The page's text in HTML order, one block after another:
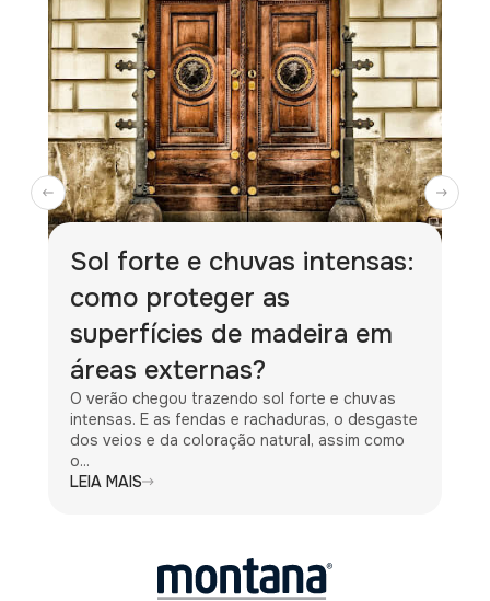
Sol forte e chuvas intensas:
como proteger as
superfícies de madeira em
áreas externas?
O verão chegou trazendo sol forte e chuvas
intensas. E as fendas e rachaduras, o desgaste
dos veios e da coloração natural, assim como
o...
LEIA MAIS